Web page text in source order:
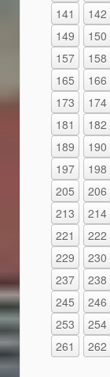
141
142
149
150
157
158
165
166
173
174
181
182
189
190
197
198
205
206
213
214
221
222
229
230
237
238
245
246
253
254
261
262